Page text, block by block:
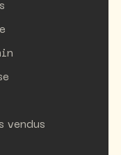
vendus